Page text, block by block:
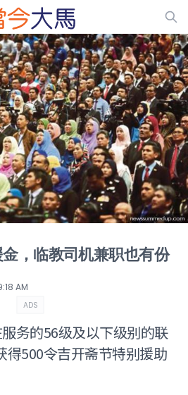
ADS
，临教司机兼职也有份
AM
ADS
务的56级及以下级别的联
得500令吉开斋节特别援助